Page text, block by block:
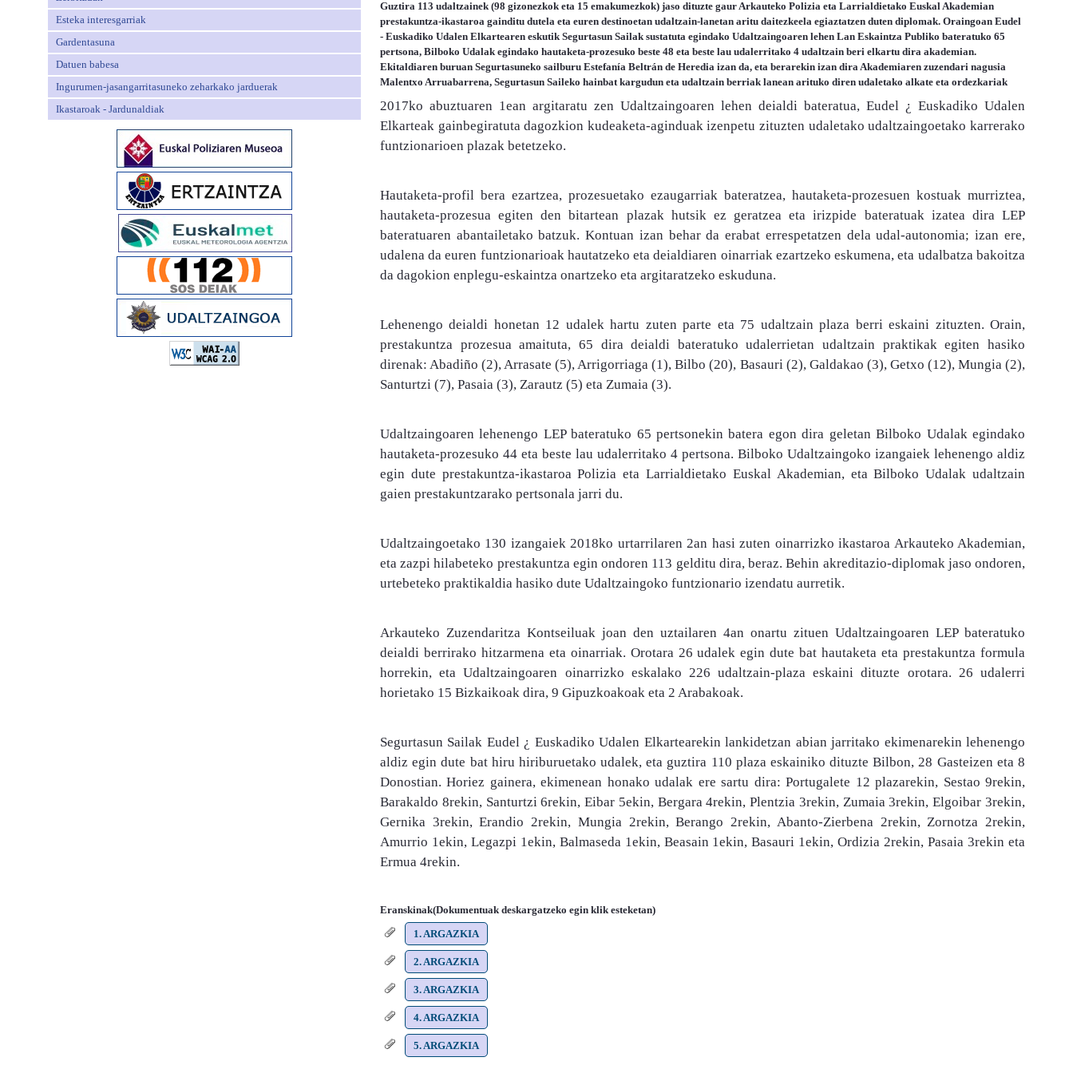
Esteka interesgarriak
Gardentasuna
Datuen babesa
Ingurumen-jasangarritasuneko zeharkako jarduerak
Ikastaroak - Jardunaldiak
Guztira 113 udaltzainek (98 gizonezkok eta 15 emakumezkok) jaso dituzte gaur Arkauteko Polizia eta Larrialdietako Euskal Akademian
prestakuntza-ikastaroa gainditu dutela eta euren destinoetan udaltzain-lanetan aritu daitezkeela egiaztatzen duten diplomak. Oraingoan Eudel
- Euskadiko Udalen Elkartearen eskutik Segurtasun Sailak sustatuta egindako Udaltzaingoaren lehen Lan Eskaintza Publiko bateratuko 65
pertsona, Bilboko Udalak egindako hautaketa-prozesuko beste 48 eta beste lau udalerritako 4 udaltzain beri elkartu dira akademian.
Ekitaldiaren buruan Segurtasuneko sailburu Estefanía Beltrán de Heredia izan da, eta berarekin izan dira Akademiaren zuzendari nagusia
Malentxo Arruabarrena, Segurtasun Saileko hainbat kargudun eta udaltzain berriak lanean arituko diren udaletako alkate eta ordezkariak
2017ko abuztuaren 1ean argitaratu zen Udaltzaingoaren lehen deialdi bateratua, Eudel ¿ Euskadiko Udalen
Elkarteak gainbegiratuta dagozkion kudeaketa-aginduak izenpetu zituzten udaletako udaltzaingoetako karrerako
funtzionarioen plazak betetzeko.
Hautaketa-profil bera ezartzea, prozesuetako ezaugarriak bateratzea, hautaketa-prozesuen kostuak murriztea,
hautaketa-prozesua egiten den bitartean plazak hutsik ez geratzea eta irizpide bateratuak izatea dira LEP
bateratuaren abantailetako batzuk. Kontuan izan behar da erabat errespetatzen dela udal-autonomia; izan ere,
udalena da euren funtzionarioak hautatzeko eta deialdiaren oinarriak ezartzeko eskumena, eta udalbatza bakoitza
da dagokion enplegu-eskaintza onartzeko eta argitaratzeko eskuduna.
Lehenengo deialdi honetan 12 udalek hartu zuten parte eta 75 udaltzain plaza berri eskaini zituzten. Orain,
prestakuntza prozesua amaituta, 65 dira deialdi bateratuko udalerrietan udaltzain praktikak egiten hasiko
direnak: Abadiño (2), Arrasate (5), Arrigorriaga (1), Bilbo (20), Basauri (2), Galdakao (3), Getxo (12), Mungia (2),
Santurtzi (7), Pasaia (3), Zarautz (5) eta Zumaia (3).
Udaltzaingoaren lehenengo LEP bateratuko 65 pertsonekin batera egon dira geletan Bilboko Udalak egindako
hautaketa-prozesuko 44 eta beste lau udalerritako 4 pertsona. Bilboko Udaltzaingoko izangaiek lehenengo aldiz
egin dute prestakuntza-ikastaroa Polizia eta Larrialdietako Euskal Akademian, eta Bilboko Udalak udaltzain
gaien prestakuntzarako pertsonala jarri du.
Udaltzaingoetako 130 izangaiek 2018ko urtarrilaren 2an hasi zuten oinarrizko ikastaroa Arkauteko Akademian,
eta zazpi hilabeteko prestakuntza egin ondoren 113 gelditu dira, beraz. Behin akreditazio-diplomak jaso ondoren,
urtebeteko praktikaldia hasiko dute Udaltzaingoko funtzionario izendatu aurretik.
Arkauteko Zuzendaritza Kontseiluak joan den uztailaren 4an onartu zituen Udaltzaingoaren LEP bateratuko
deialdi berrirako hitzarmena eta oinarriak. Orotara 26 udalek egin dute bat hautaketa eta prestakuntza formula
horrekin, eta Udaltzaingoaren oinarrizko eskalako 226 udaltzain-plaza eskaini dituzte orotara. 26 udalerri
horietako 15 Bizkaikoak dira, 9 Gipuzkoakoak eta 2 Arabakoak.
Segurtasun Sailak Eudel ¿ Euskadiko Udalen Elkartearekin lankidetzan abian jarritako ekimenarekin lehenengo
aldiz egin dute bat hiru hiriburuetako udalek, eta guztira 110 plaza eskainiko dituzte Bilbon, 28 Gasteizen eta 8
Donostian. Horiez gainera, ekimenean honako udalak ere sartu dira: Portugalete 12 plazarekin, Sestao 9rekin,
Barakaldo 8rekin, Santurtzi 6rekin, Eibar 5ekin, Bergara 4rekin, Plentzia 3rekin, Zumaia 3rekin, Elgoibar 3rekin,
Gernika 3rekin, Erandio 2rekin, Mungia 2rekin, Berango 2rekin, Abanto-Zierbena 2rekin, Zornotza 2rekin,
Amurrio 1ekin, Legazpi 1ekin, Balmaseda 1ekin, Beasain 1ekin, Basauri 1ekin, Ordizia 2rekin, Pasaia 3rekin eta
Ermua 4rekin.
Eranskinak(Dokumentuak deskargatzeko egin klik esteketan)
1. ARGAZKIA
2. ARGAZKIA
3. ARGAZKIA
4. ARGAZKIA
5. ARGAZKIA